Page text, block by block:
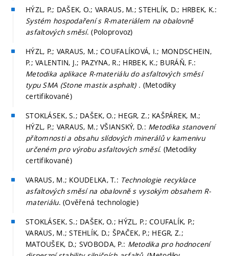
HÝZL, P.; DAŠEK, O.; VARAUS, M.; STEHLÍK, D.; HRBEK, K.:
Systém hospodaření s R-materiálem na obalovně
asfaltových směsí. (Poloprovoz)
HÝZL, P.; VARAUS, M.; COUFALÍKOVÁ, I.; MONDSCHEIN,
P.; VALENTIN, J.; PAZYNA, R.; HRBEK, K.; BURÁŇ, F.:
Metodika aplikace R-materiálu do asfaltových směsí
typu SMA (Stone mastix asphalt) . (Metodiky
certifikované)
STOKLÁSEK, S.; DAŠEK, O.; HEGR, Z.; KAŠPÁREK, M.;
HÝZL, P.; VARAUS, M.; VŠIANSKÝ, D.: Metodika stanovení
přítomnosti a obsahu slídových minerálů v kamenivu
určeném pro výrobu asfaltových směsí. (Metodiky
certifikované)
VARAUS, M.; KOUDELKA, T.: Technologie recyklace
asfaltových směsí na obalovně s vysokým obsahem R-
materiálu. (Ověřená technologie)
STOKLÁSEK, S.; DAŠEK, O.; HÝZL, P.; COUFALÍK, P.;
VARAUS, M.; STEHLÍK, D.; ŠPAČEK, P.; HEGR, Z.;
MATOUŠEK, D.; SVOBODA, P.: Metodika pro hodnocení